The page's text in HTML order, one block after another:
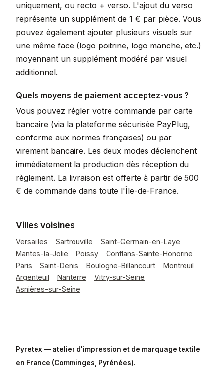
uniquement, ou recto + verso. L'ajout du verso
représente un supplément de 1 € par pièce. Vous
pouvez également ajouter plusieurs visuels sur
une même face (logo poitrine, logo manche, etc.)
moyennant un supplément modéré par visuel
additionnel.
Quels moyens de paiement acceptez-vous ?
Vous pouvez régler votre commande par carte
bancaire (via la plateforme sécurisée PayPlug,
conforme aux normes françaises) ou par
virement bancaire. Les deux modes déclenchent
immédiatement la production dès réception du
règlement. La livraison est offerte à partir de 500
€ de commande dans toute l'Île-de-France.
Villes voisines
Versailles Sartrouville
Saint-Germain-en-Laye
Mantes-la-Jolie
Poissy
Conflans-Sainte-Honorine
Paris
Saint-Denis Boulogne-Billancourt
Montreuil
Argenteuil
Nanterre
Vitry-sur-Seine
Asnières-sur-Seine
Pyretex — atelier d'impression et de marquage textile
en France (Comminges, Pyrénées).